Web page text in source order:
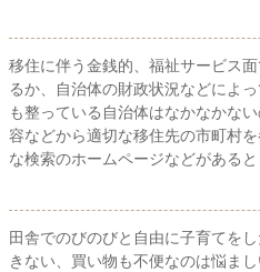
移住に伴う金銭的、福祉サービス
るか、自治体の財政状況などによ
も整っている自治体はなかなかな
容などから適切な移住先の市町村
な検索のホームページなどがあると
田舎でのびのびと自由に子育てを
きない、買い物も不便なのは悩ま